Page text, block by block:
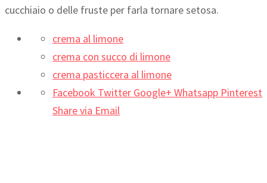
cucchiaio o delle fruste per farla tornare setosa.
crema al limone
crema con succo di limone
crema pasticcera al limone
Facebook Twitter Google+ Whatsapp Pinterest
Share via Email